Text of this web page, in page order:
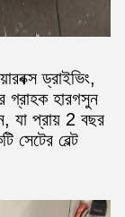
ড্রাইভিং,
হারগসুন
যা প্রায় 2 বছর
সেটের বেল্ট